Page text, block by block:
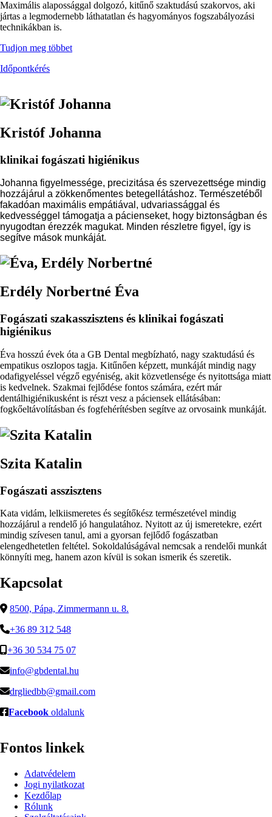
Maximális alapossággal dolgozó, kitűnő szaktudású szakorvos, aki
jártas a legmodernebb láthatatlan és hagyományos fogszabályozási
technikákban is.
Tudjon meg többet
Időpontkérés
Kép
Kristóf Johanna
klinikai fogászati higiénikus
Johanna figyelmessége, precizitása és szervezettsége mindig
hozzájárul a zökkenőmentes betegellátáshoz. Természetéből
fakadóan maximális empátiával, udvariassággal és
kedvességgel támogatja a pácienseket, hogy biztonságban és
nyugodtan érezzék magukat. Minden részletre figyel, így is
segítve mások munkáját.
Kép
Erdély Norbertné Éva
Fogászati szakasszisztens és klinikai fogászati
higiénikus
Éva hosszú évek óta a GB Dental megbízható, nagy szaktudású és
empatikus oszlopos tagja. Kitűnően képzett, munkáját mindig nagy
odafigyeléssel végző egyéniség, akit közvetlensége és nyitottsága miatt
is kedvelnek. Szakmai fejlődése fontos számára, ezért már
dentálhigiénikusként is részt vesz a páciensek ellátásában:
fogkőeltávolításban és fogfehérítésben segítve az orvosaink munkáját.
Kép
Szita Katalin
Fogászati asszisztens
Kata vidám, lelkiismeretes és segítőkész természetével mindig
hozzájárul a rendelő jó hangulatához. Nyitott az új ismeretekre, ezért
mindig szívesen tanul, ami a gyorsan fejlődő fogászatban
elengedhetetlen feltétel. Sokoldalúságával nemcsak a rendelői munkát
könnyíti meg, hanem azon kívül is sokan ismerik és szeretik.
Kapcsolat
8500, Pápa, Zimmermann u. 8.
+36 89 312 548
+36 30 534 75 07
info@gbdental.hu
drgliedbb@gmail.com
Facebook oldalunk
Fontos linkek
Adatvédelem
Jogi nyilatkozat
Kezdőlap
Rólunk